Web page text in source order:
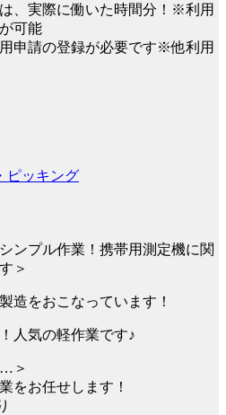
は、実際に働いた時間分！※利用
可能
用申請の登録が必要です※他利用
ピッキング
ンプル作業！携帯用測定機に関
＞
造をおこなっています！
人気の軽作業です♪
＞
をお任せします！